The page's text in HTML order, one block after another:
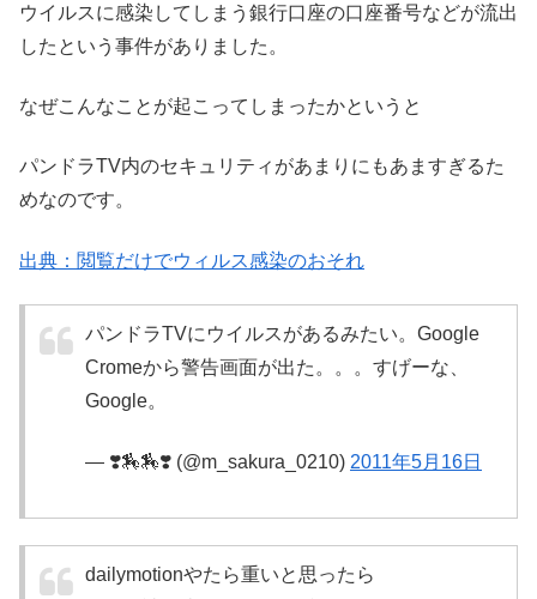
ウイルスに感染してしまう銀行口座の口座番号などが流出
したという事件がありました。
なぜこんなことが起こってしまったかというと
パンドラTV内のセキュリティがあまりにもあますぎるた
めなのです。
出典：閲覧だけでウィルス感染のおそれ
パンドラTVにウイルスがあるみたい。Google
Cromeから警告画面が出た。。。すげーな、
Google。
— ❣️🏇🏇❣️ (@m_sakura_0210) 2011年5月16日
dailymotionやたら重いと思ったら